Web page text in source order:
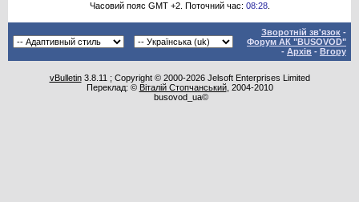
Часовий пояс GMT +2. Поточний час: 08:28.
Зворотній зв'язок -
Форум АК "BUSOVOD"
- Архів - Вгору
vBulletin3.8.11 ; Copyright © 2000-2026 Jelsoft Enterprises Limited
Переклад: © Віталій Стопчанський, 2004-2010
busovod_ua©